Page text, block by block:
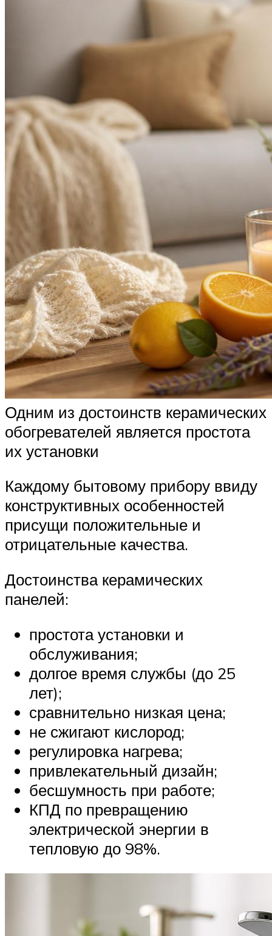
Одним из достоинств керамических
обогревателей является простота
их установки
Каждому бытовому прибору ввиду
конструктивных особенностей
присущи положительные и
отрицательные качества.
Достоинства керамических
панелей:
простота установки и
обслуживания;
долгое время службы (до 25
лет);
сравнительно низкая цена;
не сжигают кислород;
регулировка нагрева;
привлекательный дизайн;
бесшумность при работе;
КПД по превращению
электрической энергии в
тепловую до 98%.